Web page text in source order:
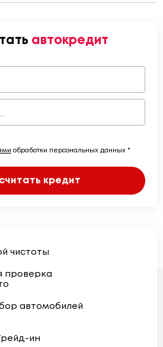
автокредит
обработки персональных данных *
кредит
чистоты
проверка
автомобилей
ин